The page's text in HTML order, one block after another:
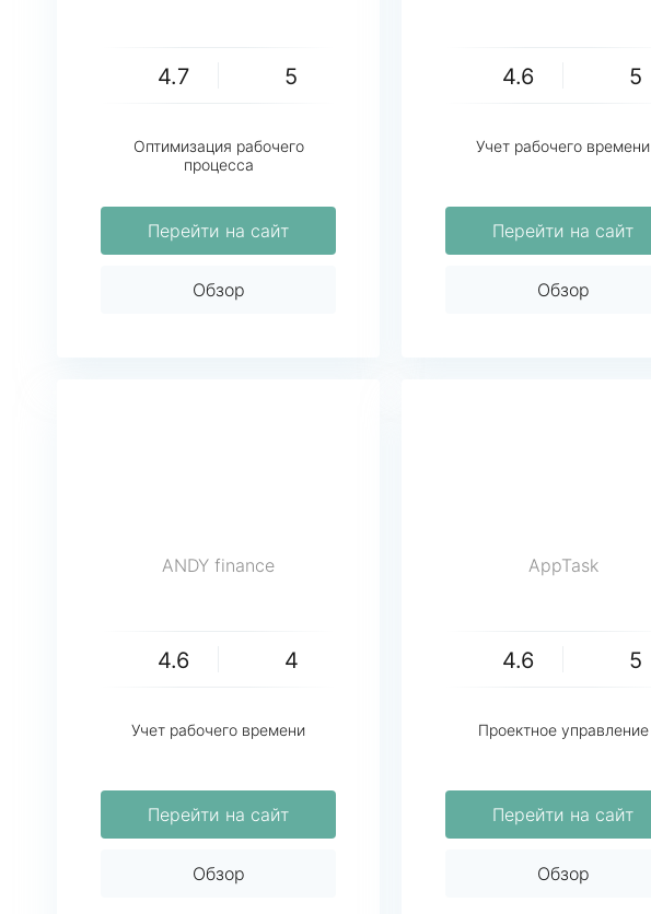
4.7 5
Оптимизация рабочего
процесса
Перейти на сайт
Обзор
4.6 5
Учет рабочего времени
Перейти на сайт
Обзор
ANDY finance
4.6 4
Учет рабочего времени
Перейти на сайт
Обзор
AppTask
4.6 5
Проектное управление
Перейти на сайт
Обзор